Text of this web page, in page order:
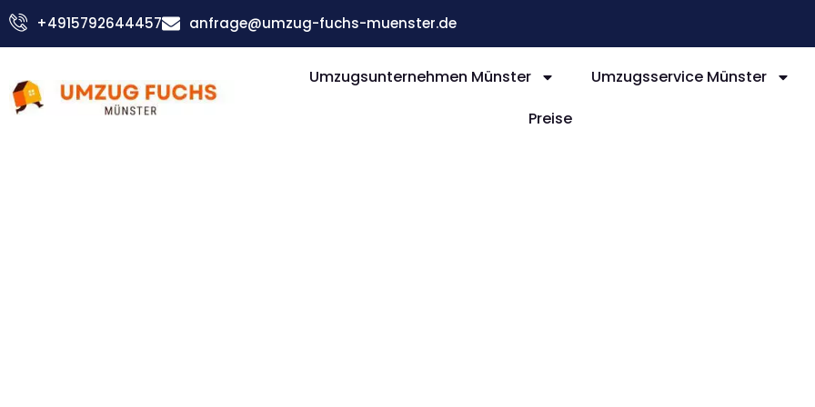
Zum
Inhalt
+4915792644457 anfrage@umzug-fuchs-muenster.de
Umzugsunternehmen Münster
Umzugsservice Münster
Preise